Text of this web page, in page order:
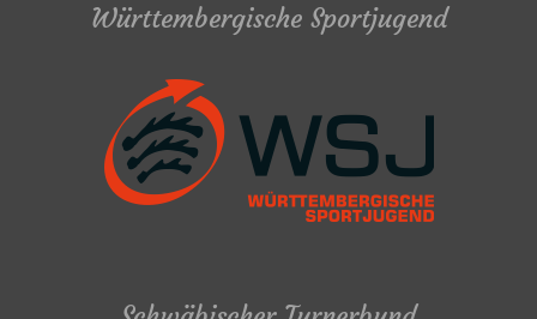
Württembergische Sportjugend